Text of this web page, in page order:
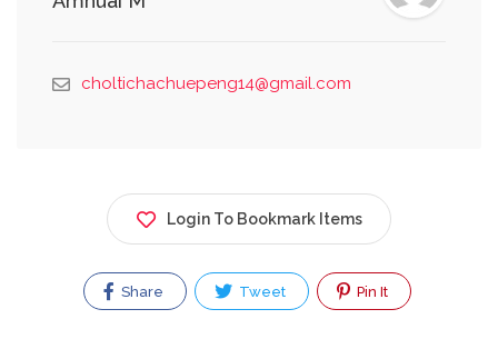
choltichachuepeng14@gmail.com
Login To Bookmark Items
Share Tweet Pin It